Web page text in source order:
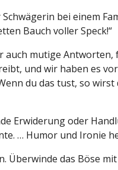
bei einem
Bauch voller Speck!“
mutige
und wir haben es
du das tust, so
Erwiderung oder
… Humor und Ironie
Überwinde das Böse